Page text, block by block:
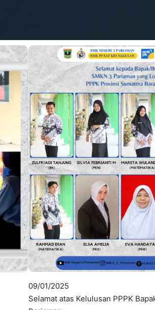
09/01/2025
Selamat atas Kelulusan PPPK